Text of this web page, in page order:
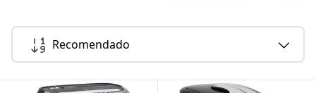
Recomendado